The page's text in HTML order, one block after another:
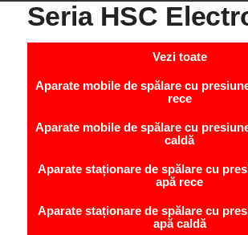
Seria HSC
Vezi toate
Aparate mobile de spălare cu
rece
Aparate mobile de spălare cu
caldă
Aparate staționare de spălare cu
apă rece
Aparate staționare de spălare cu
apă caldă